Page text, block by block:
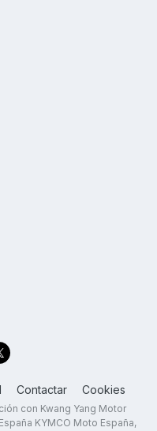
Contactar Cookies
con Kwang Yang Motor
KYMCO Moto España,